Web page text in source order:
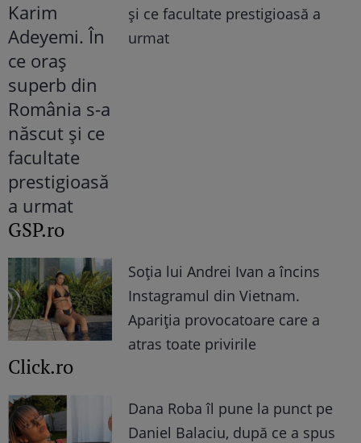
și ce facultate prestigioasă a
urmat
GSP.ro
Soția lui Andrei Ivan a încins
Instagramul din Vietnam.
Apariția provocatoare care a
atras toate privirile
Click.ro
Dana Roba îl pune la punct pe
Daniel Balaciu, după ce a spus